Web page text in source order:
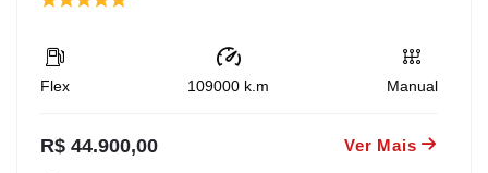
Flex 109000 k.m Manual
R$ 44.900,00 Ver Mais